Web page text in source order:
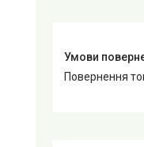
повернення